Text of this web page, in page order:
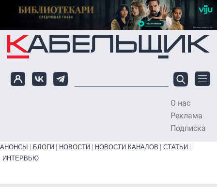
Перейти к основному содержанию
О нас
Реклама
Подписка
Primary links bottom
АНОНСЫ БЛОГИ НОВОСТИ НОВОСТИ КАНАЛОВ
СТАТЬИ
ИНТЕРВЬЮ